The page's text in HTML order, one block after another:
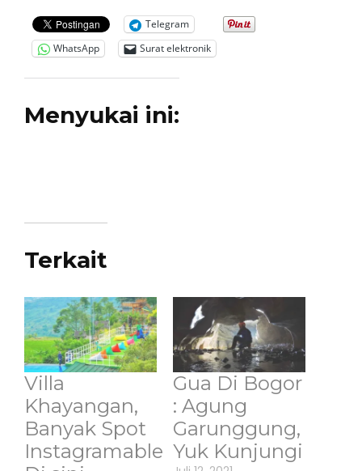
Telegram
WhatsApp
Surat elektronik
Menyukai ini:
Terkait
Villa
Khayangan,
Banyak Spot
Instagramable
Gua Di Bogor
: Agung
Garunggung,
Yuk Kunjungi